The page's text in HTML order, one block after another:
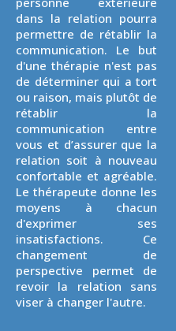
dans la relation pourra
permettre de rétablir la
communication. Le but
d'une thérapie n'est pas
de déterminer qui a tort
ou raison, mais plutôt de
rétablir la
communication entre
vous et d’assurer que la
relation soit à nouveau
confortable et agréable.
Le thérapeute donne les
moyens à chacun
d'exprimer ses
insatisfactions. Ce
changement de
perspective permet de
revoir la relation sans
viser à changer l'autre.